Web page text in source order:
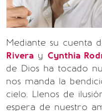
Mediante su cuenta
Rivera y Cynthia
de Dios ha tocado
nos manda la
cielo. Llenos de
espera de nuestro